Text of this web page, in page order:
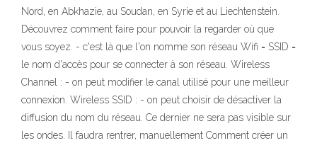
Nord, en Abkhazie, au Soudan, en Syrie et au Liechtenstein.
Découvrez comment faire pour pouvoir la regarder où que
vous soyez. - c'est là que l'on nomme son réseau Wifi = SSID =
le nom d'accès pour se connecter à son réseau. Wireless
Channel : - on peut modifier le canal utilisé pour une meilleur
connexion. Wireless SSID : - on peut choisir de désactiver la
diffusion du nom du réseau. Ce dernier ne sera pas visible sur
les ondes. Il faudra rentrer, manuellement Comment créer un